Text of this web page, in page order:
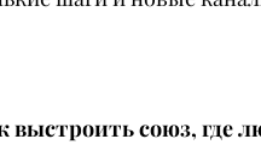
выстроить союз, где